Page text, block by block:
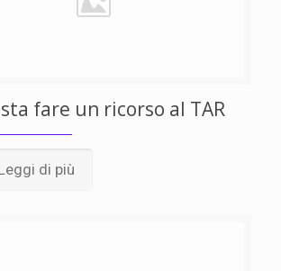
fare un ricorso al TAR
di più